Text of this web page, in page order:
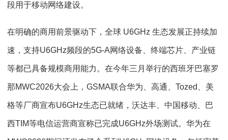
段用于移动网络建设。
在明确的商用前景驱动下，全球 U6GHz 生态发展正持续加
速，支持U6GHz频段的5G-A网络设备、终端芯片、产业链
等都已具备规模商用能力。在今年三月举行的西班牙巴塞罗
那MWC2026大会上，GSMA联合华为、高通、Tozed、美
格等厂商宣布U6GHz生态已就绪，沃达丰、中国移动、巴
西TIM等电信运营商宣称已完成U6GHz外场测试。华为在